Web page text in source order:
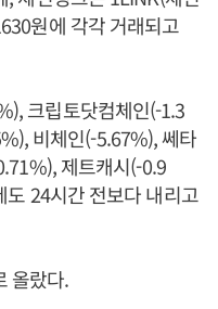
원에 각각 거래되고
크립토닷컴체인(-1.3
비체인(-5.67%), 쎄타
제트캐시(-0.9
24시간 전보다 내리고
올랐다.